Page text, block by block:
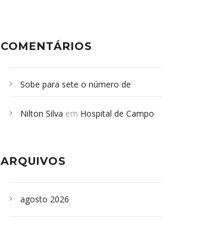
COMENTÁRIOS
Sobe para sete o número de
desabamento em São Paulo - Revista
sepultados em SP
Nilton Silva em Hospital de Campo
ARQUIVOS
agosto 2026